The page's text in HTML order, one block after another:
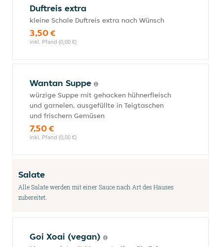
Duftreis extra
kleine Schale Duftreis extra nach Wünsch
3,50 €
inkl. Pfand (0,00 €)
Wantan Suppe
würzige Suppe mit gehacken hühnerfleisch
und garnelen, ausgefüllte in Teigtaschen
und frischem Gemüsen
7,50 €
inkl. Pfand (0,00 €)
Salate
Alle Salate werden mit einer Sauce nach Art des Hauses
zubereitet.
Goi Xoai (vegan)